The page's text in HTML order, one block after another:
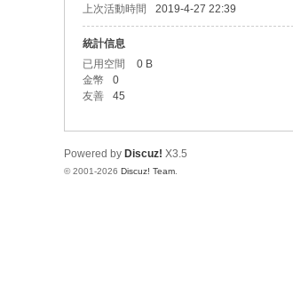
上次活動時間
2019-4-27 22:39
統計信息
已用空間
0 B
金幣
0
友善
45
Powered by Discuz! X3.5
© 2001-2026 Discuz! Team